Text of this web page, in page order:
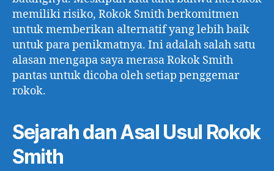
memiliki risiko, Rokok Smith berkomitmen
untuk memberikan alternatif yang lebih baik
untuk para penikmatnya. Ini adalah salah satu
alasan mengapa saya merasa Rokok Smith
pantas untuk dicoba oleh setiap penggemar
rokok.
Sejarah dan Asal Usul Rokok
Smith